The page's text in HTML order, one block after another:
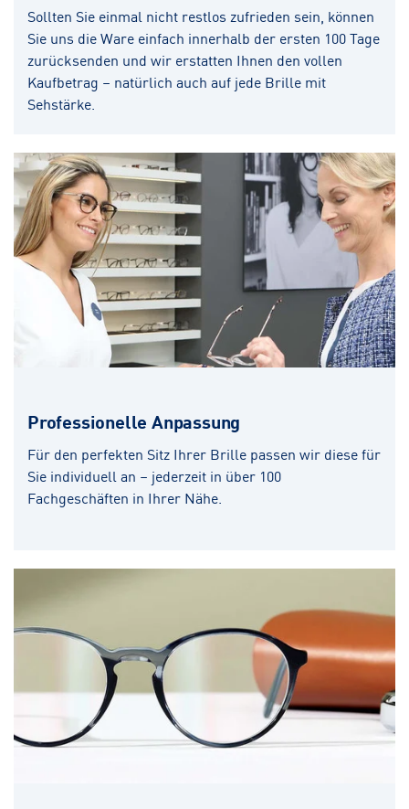
Sollten Sie einmal nicht restlos zufrieden sein, können
Sie uns die Ware einfach innerhalb der ersten 100 Tage
zurücksenden und wir erstatten Ihnen den vollen
Kaufbetrag – natürlich auch auf jede Brille mit
Sehstärke.
Professionelle Anpassung
Für den perfekten Sitz Ihrer Brille passen wir diese für
Sie individuell an – jederzeit in über 100
Fachgeschäften in Ihrer Nähe.